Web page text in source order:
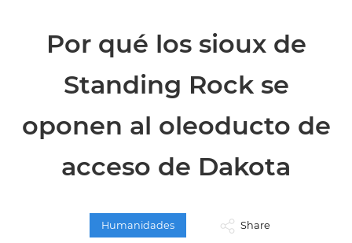
Por qué los sioux de
Standing Rock se
oponen al oleoducto de
acceso de Dakota
Humanidades Share